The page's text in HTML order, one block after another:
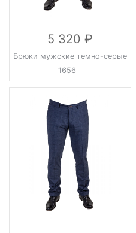
5 320
Брюки мужские темно-серые
1656